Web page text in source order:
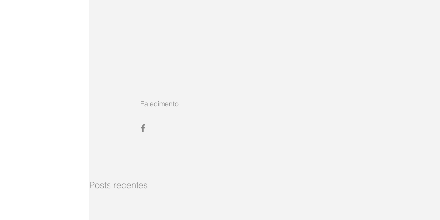
Falecimento
Posts recentes